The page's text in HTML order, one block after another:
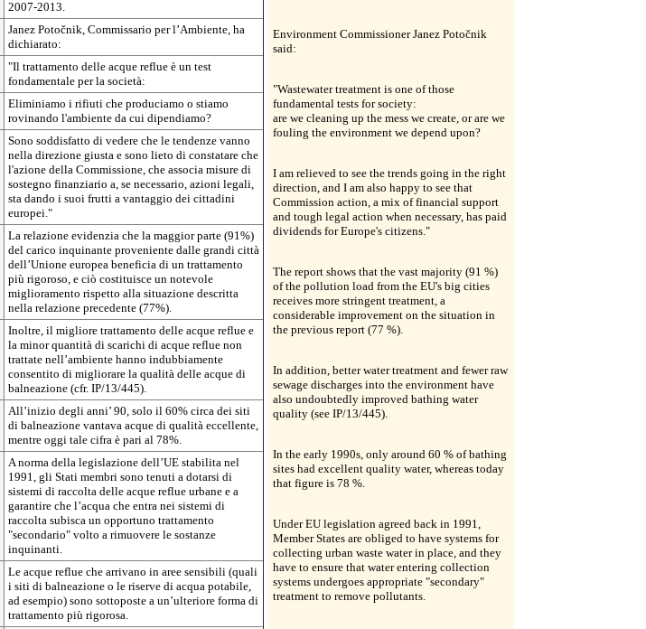
2007-2013.
Janez Potočnik, Commissario per l’Ambiente, ha
dichiarato:
"Il trattamento delle acque reflue è un test
fondamentale per la società:
Eliminiamo i rifiuti che produciamo o stiamo
rovinando l'ambiente da cui dipendiamo?
Sono soddisfatto di vedere che le tendenze vanno
nella direzione giusta e sono lieto di constatare che
l'azione della Commissione, che associa misure di
sostegno finanziario a, se necessario, azioni legali,
sta dando i suoi frutti a vantaggio dei cittadini
europei."
La relazione evidenzia che la maggior parte (91%)
del carico inquinante proveniente dalle grandi città
dell’Unione europea beneficia di un trattamento
più rigoroso, e ciò costituisce un notevole
miglioramento rispetto alla situazione descritta
nella relazione precedente (77%).
Inoltre, il migliore trattamento delle acque reflue e
la minor quantità di scarichi di acque reflue non
trattate nell’ambiente hanno indubbiamente
consentito di migliorare la qualità delle acque di
balneazione (cfr. IP/13/445).
All’inizio degli anni’ 90, solo il 60% circa dei siti
di balneazione vantava acque di qualità eccellente,
mentre oggi tale cifra è pari al 78%.
A norma della legislazione dell’UE stabilita nel
1991, gli Stati membri sono tenuti a dotarsi di
sistemi di raccolta delle acque reflue urbane e a
garantire che l’acqua che entra nei sistemi di
raccolta subisca un opportuno trattamento
"secondario" volto a rimuovere le sostanze
inquinanti.
Le acque reflue che arrivano in aree sensibili (quali
i siti di balneazione o le riserve di acqua potabile,
ad esempio) sono sottoposte a un’ulteriore forma di
trattamento più rigorosa.
Environment Commissioner Janez Potočnik
said:
"Wastewater treatment is one of those
fundamental tests for society:
are we cleaning up the mess we create, or are we
fouling the environment we depend upon?
I am relieved to see the trends going in the right
direction, and I am also happy to see that
Commission action, a mix of financial support
and tough legal action when necessary, has paid
dividends for Europe's citizens."
The report shows that the vast majority (91 %)
of the pollution load from the EU's big cities
receives more stringent treatment, a
considerable improvement on the situation in
the previous report (77 %).
In addition, better water treatment and fewer raw
sewage discharges into the environment have
also undoubtedly improved bathing water
quality (see IP/13/445).
In the early 1990s, only around 60 % of bathing
sites had excellent quality water, whereas today
that figure is 78 %.
Under EU legislation agreed back in 1991,
Member States are obliged to have systems for
collecting urban waste water in place, and they
have to ensure that water entering collection
systems undergoes appropriate "secondary"
treatment to remove pollutants.